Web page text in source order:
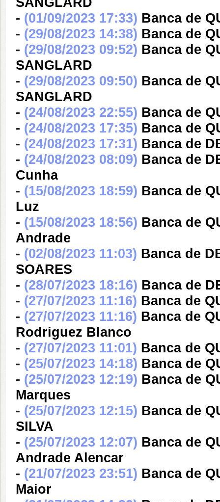
- (01/09/2023 17:33) Banca de
- (29/08/2023 14:38) Banca de
- (29/08/2023 09:52) Banca de
SANGLARD
- (29/08/2023 09:50) Banca de
SANGLARD
- (24/08/2023 22:55) Banca de
- (24/08/2023 17:35) Banca de
- (24/08/2023 17:31) Banca de
- (24/08/2023 08:09) Banca de
Cunha
- (15/08/2023 18:59) Banca de
Luz
- (15/08/2023 18:56) Banca de
Andrade
- (02/08/2023 11:03) Banca de
SOARES
- (28/07/2023 18:16) Banca de
- (27/07/2023 11:16) Banca de
- (27/07/2023 11:16) Banca de
Rodriguez Blanco
- (27/07/2023 11:01) Banca de
- (25/07/2023 14:18) Banca de
- (25/07/2023 12:19) Banca de
Marques
- (25/07/2023 12:15) Banca de
SILVA
- (25/07/2023 12:07) Banca de
Andrade Alencar
- (21/07/2023 23:51) Banca de
Maior